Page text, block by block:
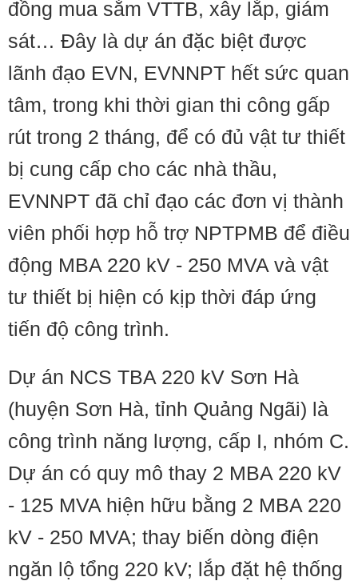
đồng mua sắm VTTB, xây lắp, giám
sát… Đây là dự án đặc biệt được
lãnh đạo EVN, EVNNPT hết sức quan
tâm, trong khi thời gian thi công gấp
rút trong 2 tháng, để có đủ vật tư thiết
bị cung cấp cho các nhà thầu,
EVNNPT đã chỉ đạo các đơn vị thành
viên phối hợp hỗ trợ NPTPMB để điều
động MBA 220 kV - 250 MVA và vật
tư thiết bị hiện có kịp thời đáp ứng
tiến độ công trình.
Dự án NCS TBA 220 kV Sơn Hà
(huyện Sơn Hà, tỉnh Quảng Ngãi) là
công trình năng lượng, cấp I, nhóm C.
Dự án có quy mô thay 2 MBA 220 kV
- 125 MVA hiện hữu bằng 2 MBA 220
kV - 250 MVA; thay biến dòng điện
ngăn lộ tổng 220 kV; lắp đặt hệ thống